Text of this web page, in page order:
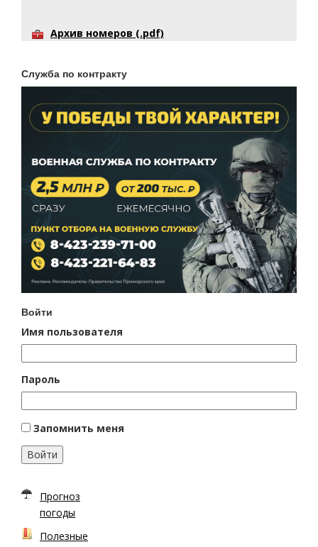
Архив номеров (.pdf)
Служба по контракту
Войти
Имя пользователя
Пароль
Запомнить меня
Войти
Прогноз
погоды
Полезные